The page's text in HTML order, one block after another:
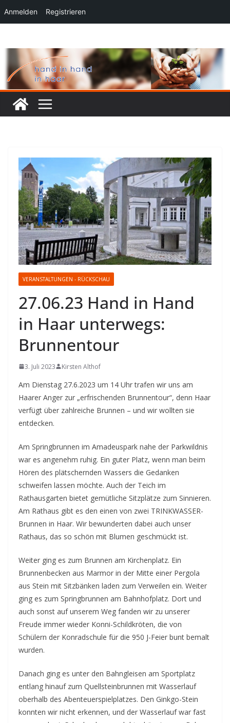
Anmelden Registrieren
springen
VERANSTALTUNGEN - RÜCKSCHAU
27.06.23 Hand in Hand
in Haar unterwegs:
Brunnentour
3. Juli 2023 Kirsten Althof
Am Dienstag 27.6.2023 um 14 Uhr trafen wir uns am
Haarer Anger zur „erfrischenden Brunnentour“, denn Haar
verfügt über zahlreiche Brunnen – und wir wollten sie
entdecken.
Am Springbrunnen im Amadeuspark nahe der Parkwildnis
war es angenehm ruhig. Ein guter Platz, wenn man beim
Hören des plätschernden Wassers die Gedanken
schweifen lassen möchte. Auch der Teich im
Rathausgarten bietet gemütliche Sitzplätze zum Sinnieren.
Am Rathaus gibt es den einen von zwei TRINKWASSER-
Brunnen in Haar. Wir bewunderten dabei auch unser
Rathaus, das so schön mit Blumen geschmückt ist.
Weiter ging es zum Brunnen am Kirchenplatz. Ein
Brunnenbecken aus Marmor in der Mitte einer Pergola
aus Stein mit Sitzbänken laden zum Verweilen ein. Weiter
ging es zum Springbrunnen am Bahnhofplatz. Dort und
auch sonst auf unserem Weg fanden wir zu unserer
Freude immer wieder Konni-Schildkröten, die von
Schülern der Konradschule für die 950 J-Feier bunt bemalt
wurden.
Danach ging es unter den Bahngleisen am Sportplatz
entlang hinauf zum Quellsteinbrunnen mit Wasserlauf
oberhalb des Abenteuerspielplatzes. Den Ginkgo-Stein
konnten wir nicht erkennen, und der Wasserlauf war fast